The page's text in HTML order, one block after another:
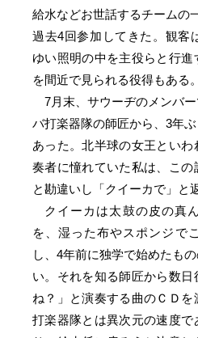
給水などお世話するチームの
過去4回参加してきた。観客
ゆい照明の中を主役らと行
を間近で見られる役得もある。
7月末、サウーヂのメンバ
バ打楽器隊の師匠から、3年
あった。北半球の女王とい
奏者に憧れていた私は、こ
と勘違いし「クイーカで」と
クイーカは太鼓の皮の真
を、湿った布やスポンジで
し、4年前に独学で始めたも
い。それを知る師匠から数
ね？」と演奏する曲のＣＤ
打楽器隊とは異次元の速度